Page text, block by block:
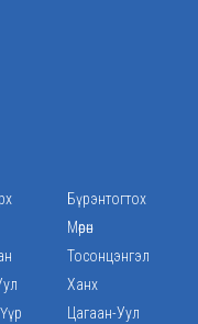
Бүрэнтогтох
Мөрөн
Тосонцэнгэл
Ханх
Цагаан-Уул